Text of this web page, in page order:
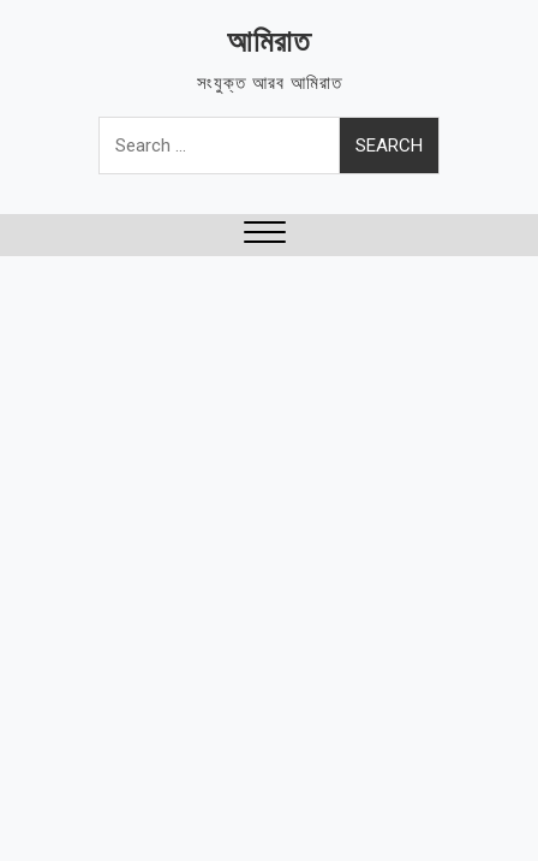
আমিরাত
সংযুক্ত আরব আমিরাত
Search
for: